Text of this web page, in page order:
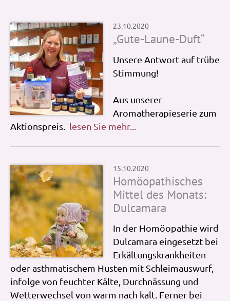
23.10.2020
„Gute-Laune-Duft“
Unsere Antwort auf trübe
Stimmung!
Aus unserer
Aromatherapieserie zum
Aktionspreis. lesen Sie mehr...
15.10.2020
Homöopathisches
Mittel des Monats:
Dulcamara
In der Homöopathie wird
Dulcamara eingesetzt bei
Erkältungskrankheiten
oder asthmatischem Husten mit Schleimauswurf,
infolge von feuchter Kälte, Durchnässung und
Wetterwechsel von warm nach kalt. Ferner bei